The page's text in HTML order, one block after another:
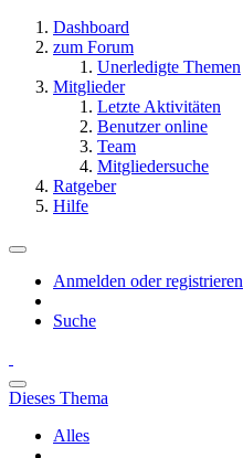
Dashboard
zum Forum
Unerledigte Themen
Mitglieder
Letzte Aktivitäten
Benutzer online
Team
Mitgliedersuche
Ratgeber
Hilfe
Anmelden oder registrieren
Suche
Dieses Thema
Alles